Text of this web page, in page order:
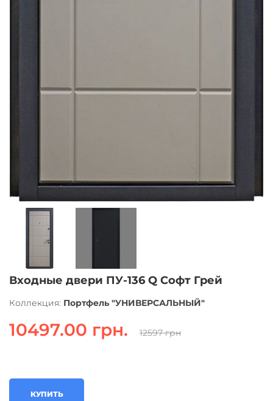
Входные двери ПУ-136 Q Софт Грей
Коллекция: Портфель "УНИВЕРСАЛЬНЫЙ"
10497.00 грн. 12597 грн
КУПИТЬ